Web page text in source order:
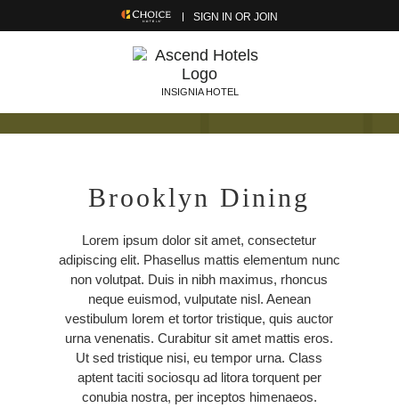
SIGN IN OR JOIN
INSIGNIA HOTEL
Brooklyn Dining
Lorem ipsum dolor sit amet, consectetur
adipiscing elit. Phasellus mattis elementum nunc
non volutpat. Duis in nibh maximus, rhoncus
neque euismod, vulputate nisl. Aenean
vestibulum lorem et tortor tristique, quis auctor
urna venenatis. Curabitur sit amet mattis eros.
Ut sed tristique nisi, eu tempor urna. Class
aptent taciti sociosqu ad litora torquent per
conubia nostra, per inceptos himenaeos.